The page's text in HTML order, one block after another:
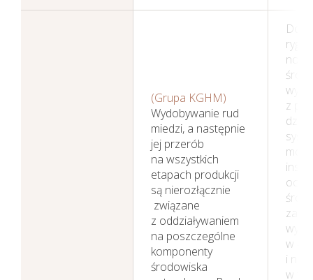
(Grupa KGHM)
Wydobywanie rud
miedzi, a następnie
jej przerób
na wszystkich
etapach produkcji
są nierozłącznie
związane
z oddziaływaniem
na poszczególne
komponenty
środowiska
norm
z
dzięki
w
i
w tej